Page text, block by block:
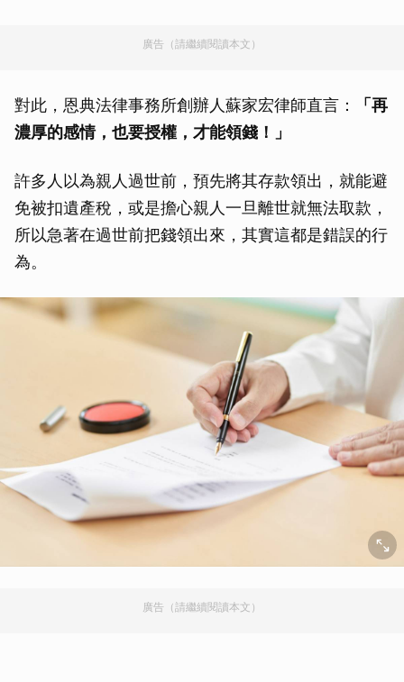
廣告（請繼續閱讀本文）
對此，恩典法律事務所創辦人蘇家宏律師直言：
「再
濃厚的感情，也要授權，才能領錢！」
許多人以為親人過世前，預先將其存款領出，就能避
免被扣遺產稅，或是擔心親人一旦離世就無法取款，
所以急著在過世前把錢領出來，其實這都是錯誤的行
為。
廣告（請繼續閱讀本文）